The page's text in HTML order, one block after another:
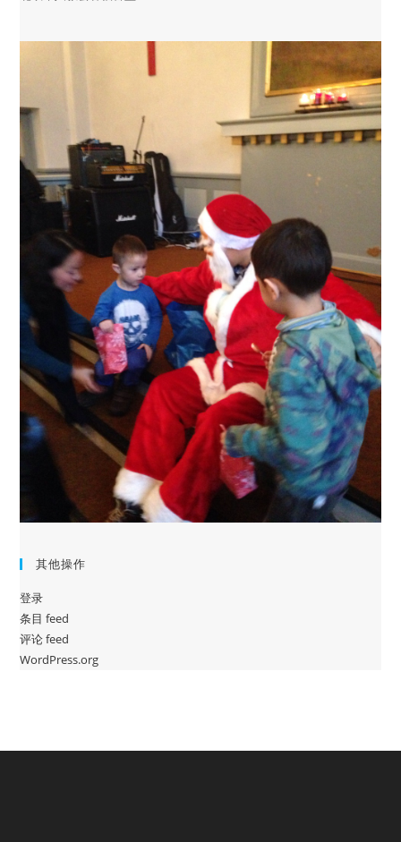
其他操作
登录
条目 feed
评论 feed
WordPress.org